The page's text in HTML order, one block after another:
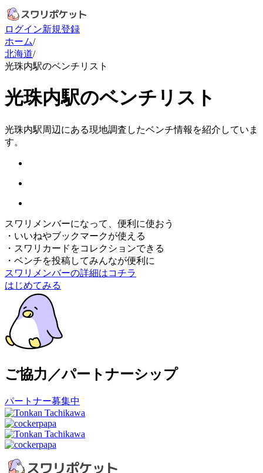
ログイン新規登録
ホーム/
北海道/
光珠内駅のベンチリスト
光珠内駅のベンチリスト
光珠内駅周辺にある現地調査したベンチ情報を紹介していま
す。
スワリメンバーになって、便利に使おう
・ いいねやブックマークが使える
・ スワリカードをコレクションできる
・ ベンチを投稿してみんなが便利に
スワリメンバーの詳細はコチラ
はじめてみる
ご協力／パートナーシップ
パートナー募集中